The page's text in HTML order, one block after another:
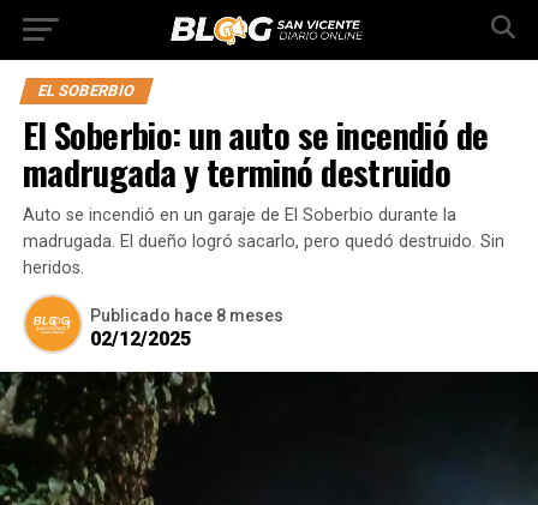
EL SOBERBIO
El Soberbio: un auto se incendió de
madrugada y terminó destruido
Auto se incendió en un garaje de El Soberbio durante la
madrugada. El dueño logró sacarlo, pero quedó destruido. Sin
heridos.
Publicado hace 8 meses
02/12/2025